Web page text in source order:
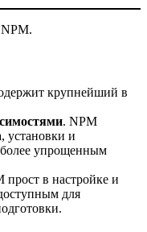
крупнейший в
. NPM
установки и
упрощенным
прост в настройке и
для